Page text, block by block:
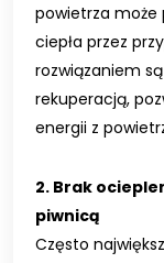
powietrza może
ciepła przez
rozwiązaniem
rekuperacją,
energii z
2. Brak
piwnicą
Często